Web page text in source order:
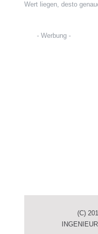
Wert liegen, desto
- Werbung -
(C)